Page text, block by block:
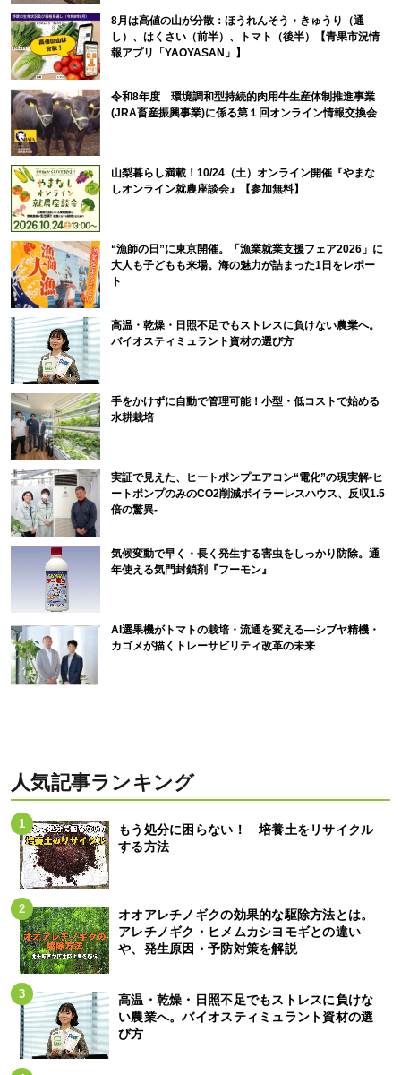
8月は高値の山が分散：ほうれんそう・きゅうり（通
し）、はくさい（前半）、トマト（後半）【青果市況情
報アプリ「YAOYASAN」】
令和8年度 環境調和型持続的肉用牛生産体制推進事業
(JRA畜産振興事業)に係る第１回オンライン情報交換会
山梨暮らし満載！10/24（土）オンライン開催『やまな
しオンライン就農座談会』【参加無料】
“漁師の日”に東京開催。「漁業就業支援フェア2026」に
大人も子どもも来場。海の魅力が詰まった1日をレポー
ト
高温・乾燥・日照不足でもストレスに負けない農業へ。
バイオスティミュラント資材の選び方
手をかけずに自動で管理可能！小型・低コストで始める
水耕栽培
実証で見えた、ヒートポンプエアコン“電化”の現実解-ヒ
ートポンプのみのCO2削減ボイラーレスハウス、反収1.5
倍の驚異-
気候変動で早く・長く発生する害虫をしっかり防除。通
年使える気門封鎖剤『フーモン』
AI選果機がトマトの栽培・流通を変える―シブヤ精機・
カゴメが描くトレーサビリティ改革の未来
人気記事ランキング
もう処分に困らない！ 培養土をリサイクル
する方法
オオアレチノギクの効果的な駆除方法とは。
アレチノギク・ヒメムカシヨモギとの違い
や、発生原因・予防対策を解説
高温・乾燥・日照不足でもストレスに負けな
い農業へ。バイオスティミュラント資材の選
び方